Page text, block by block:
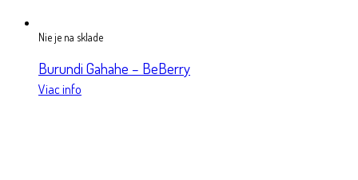
Nie je na sklade
Burundi Gahahe – BeBerry
Viac info